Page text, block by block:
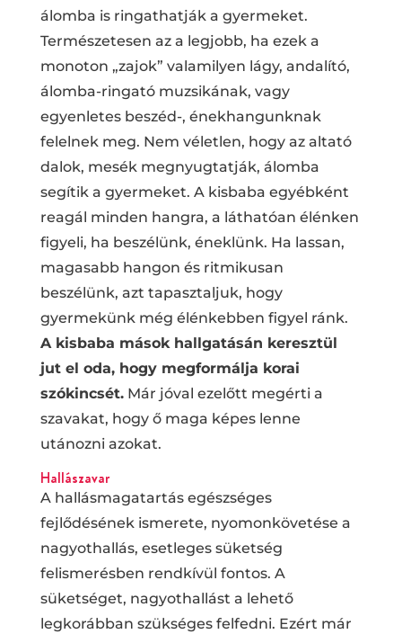
álomba is ringathatják a gyermeket.
Természetesen az a legjobb, ha ezek a
monoton „zajok” valamilyen lágy, andalító,
álomba-ringató muzsikának, vagy
egyenletes beszéd-, énekhangunknak
felelnek meg. Nem véletlen, hogy az altató
dalok, mesék megnyugtatják, álomba
segítik a gyermeket. A kisbaba egyébként
reagál minden hangra, a láthatóan élénken
figyeli, ha beszélünk, éneklünk. Ha lassan,
magasabb hangon és ritmikusan
beszélünk, azt tapasztaljuk, hogy
gyermekünk még élénkebben figyel ránk.
A kisbaba mások hallgatásán keresztül
jut el oda, hogy megformálja korai
szókincsét.Már jóval ezelőtt megérti a
szavakat, hogy ő maga képes lenne
utánozni azokat.
Hallászavar
A hallásmagatartás egészséges
fejlődésének ismerete, nyomonkövetése a
nagyothallás, esetleges süketség
felismerésben rendkívül fontos. A
süketséget, nagyothallást a lehető
legkorábban szükséges felfedni. Ezért már